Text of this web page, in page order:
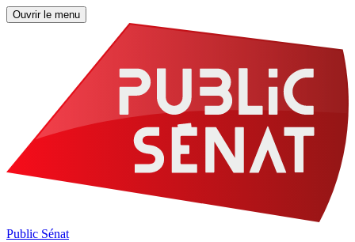
Ouvrir le menu
Public Sénat